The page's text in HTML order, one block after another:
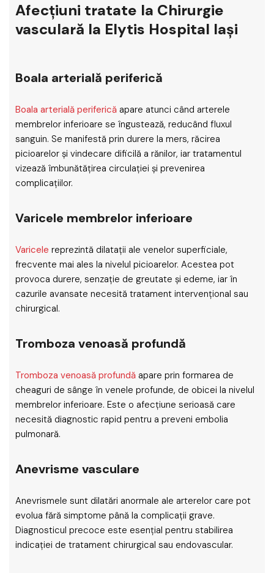
Afecțiuni tratate la Chirurgie
vasculară la Elytis Hospital Iași
Boala arterială periferică
Boala arterială periferică apare atunci când arterele
membrelor inferioare se îngustează, reducând fluxul
sanguin. Se manifestă prin durere la mers, răcirea
picioarelor și vindecare dificilă a rănilor, iar tratamentul
vizează îmbunătățirea circulației și prevenirea
complicațiilor.
Varicele membrelor inferioare
Varicele reprezintă dilatații ale venelor superficiale,
frecvente mai ales la nivelul picioarelor. Acestea pot
provoca durere, senzație de greutate și edeme, iar în
cazurile avansate necesită tratament intervențional sau
chirurgical.
Tromboza venoasă profundă
Tromboza venoasă profundă apare prin formarea de
cheaguri de sânge în venele profunde, de obicei la nivelul
membrelor inferioare. Este o afecțiune serioasă care
necesită diagnostic rapid pentru a preveni embolia
pulmonară.
Anevrisme vasculare
Anevrismele sunt dilatări anormale ale arterelor care pot
evolua fără simptome până la complicații grave.
Diagnosticul precoce este esențial pentru stabilirea
indicației de tratament chirurgical sau endovascular.